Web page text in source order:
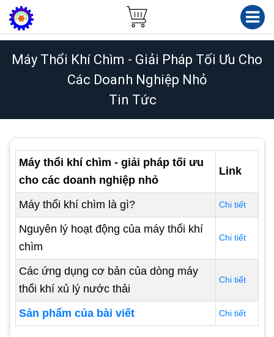
Máy Thổi Khí Chìm - Giải Pháp Tối Ưu Cho
Các Doanh Nghiệp Nhỏ
Tin Tức
Máy thổi khí chìm - giải pháp tối ưu
cho các doanh nghiệp nhỏ
Link
Máy thổi khí chìm là gì? Chi tiết
Nguyên lý hoạt động của máy thổi khí
chìm
Chi tiết
Các ứng dụng cơ bản của dòng máy
thổi khí xủ lý nước thải
Chi tiết
Sản phẩm của bài viết Chi tiết